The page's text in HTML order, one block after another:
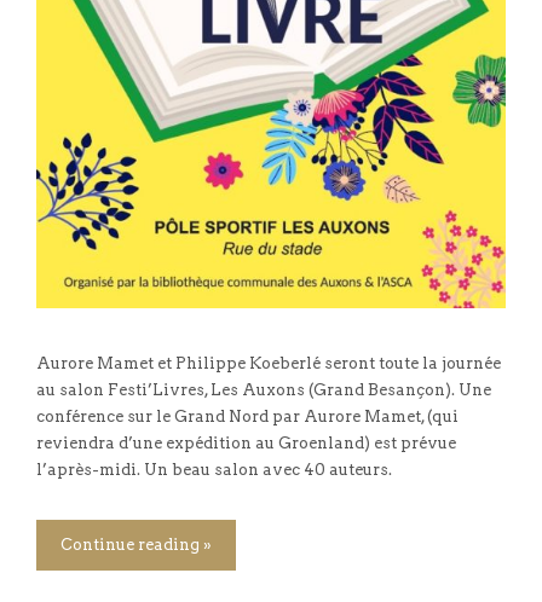
Aurore Mamet et Philippe Koeberlé seront toute la journée
au salon Festi’Livres, Les Auxons (Grand Besançon). Une
conférence sur le Grand Nord par Aurore Mamet, (qui
reviendra d’une expédition au Groenland) est prévue
l’après-midi. Un beau salon avec 40 auteurs.
Continue reading »